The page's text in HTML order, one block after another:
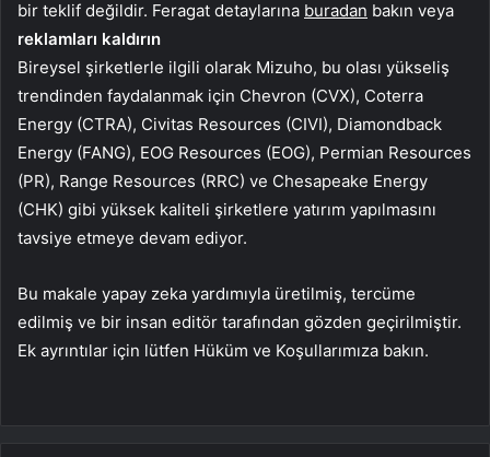
bir teklif değildir. Feragat detaylarına buradan bakın veya
reklamları kaldırın
Bireysel şirketlerle ilgili olarak Mizuho, bu olası yükseliş
trendinden faydalanmak için Chevron (CVX), Coterra
Energy (CTRA), Civitas Resources (CIVI), Diamondback
Energy (FANG), EOG Resources (EOG), Permian Resources
(PR), Range Resources (RRC) ve Chesapeake Energy
(CHK) gibi yüksek kaliteli şirketlere yatırım yapılmasını
tavsiye etmeye devam ediyor.
Bu makale yapay zeka yardımıyla üretilmiş, tercüme
edilmiş ve bir insan editör tarafından gözden geçirilmiştir.
Ek ayrıntılar için lütfen Hüküm ve Koşullarımıza bakın.